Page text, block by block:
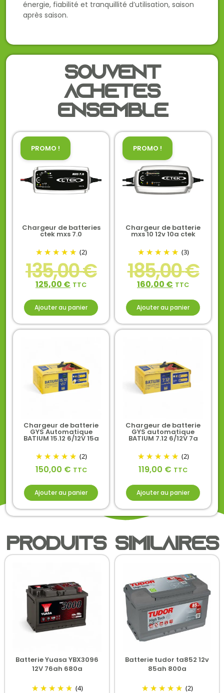
Souvent
achetés
ensemble
PROMO !
Chargeur de batteries
ctek mxs 7.0
(2)
135,00€
125,00 € TTC
Ajouter au panier
PROMO !
Chargeur de batterie
mxs 10 12v 10a ctek
(3)
185,00€
160,00 € TTC
Ajouter au panier
Chargeur de batterie
GYS Automatique
BATIUM 15.12 6/12V 15a
(2)
150,00 € TTC
Ajouter au panier
Chargeur de batterie
GYS automatique
BATIUM 7.12 6/12V 7a
(2)
119,00 € TTC
Ajouter au panier
énergie, fiabilité et tranquillité d’utilisation, saison
après saison.
Produits similaires
Batterie Yuasa YBX3096
12V 76ah 680a
(4)
Batterie tudor ta852 12v
85ah 800a
(2)